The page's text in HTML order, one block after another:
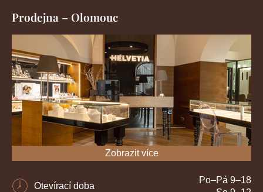
Prodejna – Olomouc
Zobrazit více
Otevírací doba
Po–Pá 9–18